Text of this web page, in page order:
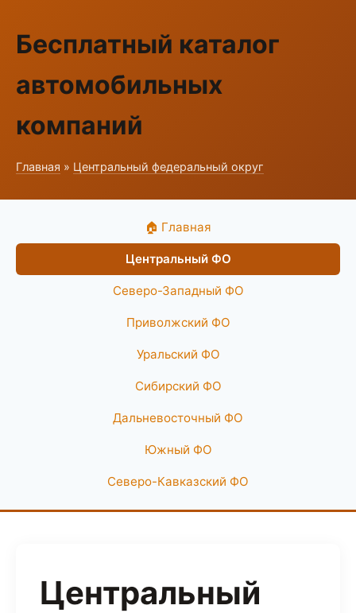
Бесплатный каталог
автомобильных
компаний
Главная » Центральный федеральный округ
🏠 Главная
Центральный ФО
Северо-Западный ФО
Приволжский ФО
Уральский ФО
Сибирский ФО
Дальневосточный ФО
Южный ФО
Северо-Кавказский ФО
Центральный